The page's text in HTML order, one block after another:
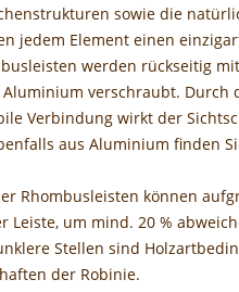
sowie die
jedem Element einen
werden rückseitig
verschraubt. Durch
Verbindung wirkt der
aus Aluminium finden
Rhombusleisten können
Leiste, um mind. 20 %
Stellen sind
der Robinie.